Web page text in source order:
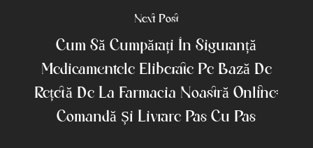
Next Post
Cum Să Cumpărați În Siguranță
Medicamentele Eliberate Pe Bază De
Rețetă De La Farmacia Noastră Online:
Comandă Și Livrare Pas Cu Pas